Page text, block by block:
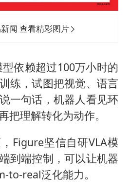
闻 查看精彩图片
依赖超过100万小时的
练，试图把视觉、语言
一句话，机器人看见环
把理解转化为动作。
Figure坚信自研VLA模
到端控制，可以让机器
to-real泛化能力。